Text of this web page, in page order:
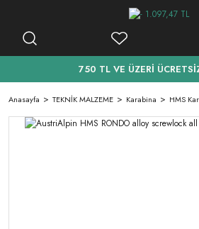
750 TL VE ÜZERİ
Anasayfa TEKNİK MALZEME Karabina HMS